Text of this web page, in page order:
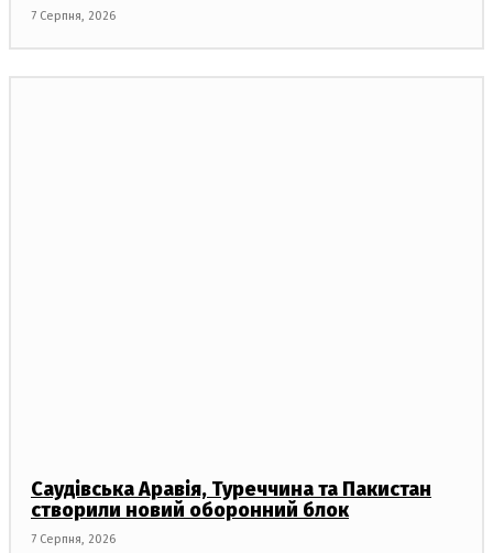
7 Серпня, 2026
Саудівська Аравія, Туреччина та Пакистан
створили новий оборонний блок
7 Серпня, 2026